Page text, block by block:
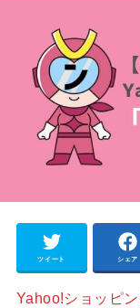
ツイート シェア
Yahoo!ショッピ